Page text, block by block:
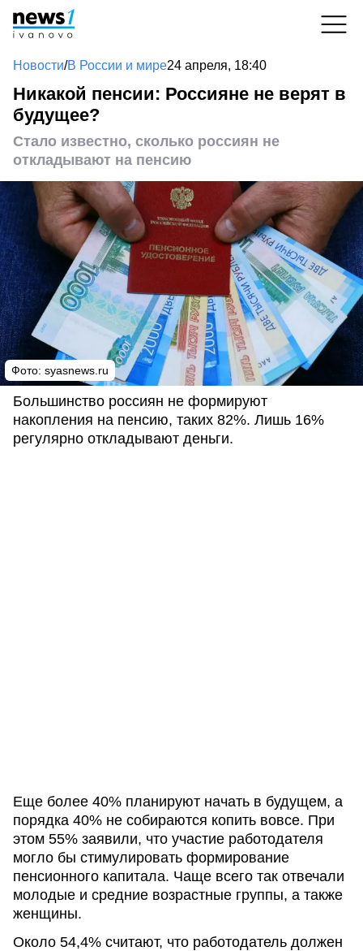
Новости/В России и мире24 апреля, 18:40
Никакой пенсии: Россияне не верят в
будущее?
Стало известно, сколько россиян не
откладывают на пенсию
Фото: syasnews.ru
Большинство россиян не формируют
накопления на пенсию, таких 82%. Лишь 16%
регулярно откладывают деньги.
Еще более 40% планируют начать в будущем, а
порядка 40% не собираются копить вовсе. При
этом 55% заявили, что участие работодателя
могло бы стимулировать формирование
пенсионного капитала. Чаще всего так отвечали
молодые и средние возрастные группы, а также
женщины.
Около 54,4% считают, что работодатель должен